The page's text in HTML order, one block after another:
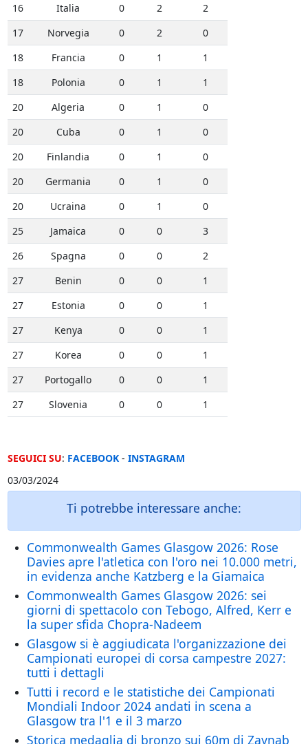
16
Italia 0 2
2
17
Norvegia 0 2
0
18
Francia 0 1
1
18
Polonia 0 1
1
20
Algeria 0 1
0
20
Cuba 0 1
0
20
Finlandia 0 1
0
20
Germania 0 1
0
20
Ucraina 0 1
0
25
Jamaica 0 0
3
26
Spagna 0 0
2
27
Benin 0 0
1
27
Estonia 0 0
1
27
Kenya 0 0
1
27
Korea 0 0
1
27
Portogallo 0 0
1
27
Slovenia 0 0 1
SEGUICI SU: FACEBOOK- INSTAGRAM
03/03/2024
Ti potrebbe interessare anche:
Commonwealth Games Glasgow 2026: Rose
Davies apre l'atletica con l'oro nei 10.000 metri,
in evidenza anche Katzberg e la Giamaica
Commonwealth Games Glasgow 2026: sei
giorni di spettacolo con Tebogo, Alfred, Kerr e
la super sfida Chopra-Nadeem
Glasgow si è aggiudicata l'organizzazione dei
Campionati europei di corsa campestre 2027:
tutti i dettagli
Tutti i record e le statistiche dei Campionati
Mondiali Indoor 2024 andati in scena a
Glasgow tra l'1 e il 3 marzo
Storica medaglia di bronzo sui 60m di Zaynab